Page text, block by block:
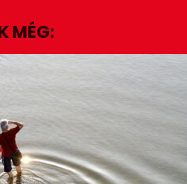
MÉG: